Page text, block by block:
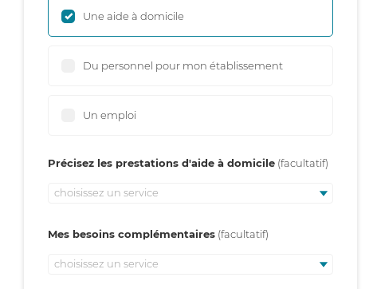
Une aide à domicile
Du personnel pour mon établissement
Un emploi
Précisez les prestations d'aide à domicile
choisissez un service
Mes besoins complémentaires
choisissez un service